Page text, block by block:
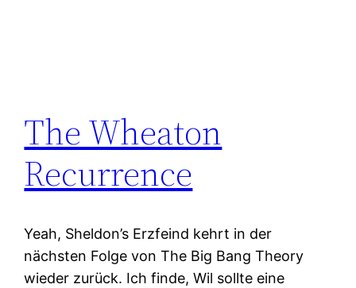
The Wheaton
Recurrence
Yeah, Sheldon’s Erzfeind kehrt in der
nächsten Folge von The Big Bang Theory
wieder zurück. Ich finde, Wil sollte eine